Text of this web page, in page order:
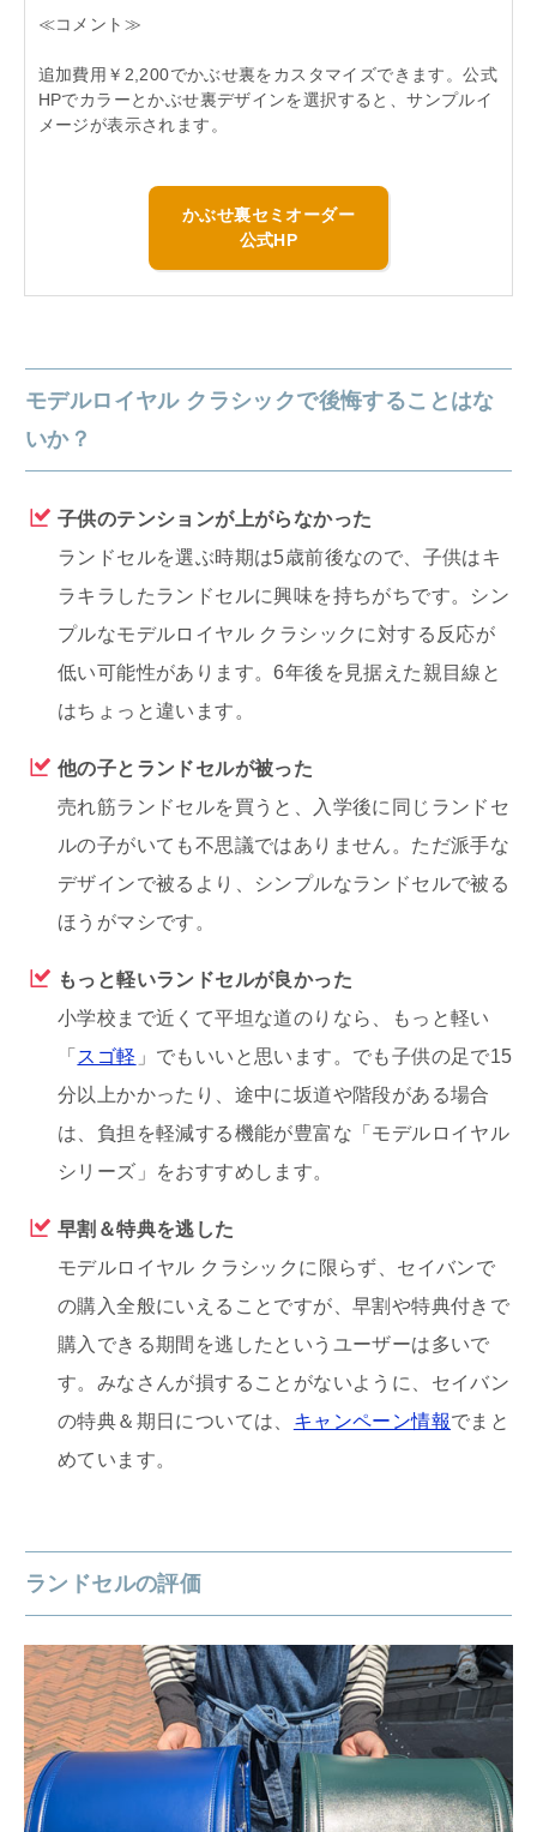
≪コメント≫
追加費用￥2,200でかぶせ裏をカスタマイズできます。公式
HPでカラーとかぶせ裏デザインを選択すると、サンプルイ
メージが表示されます。
かぶせ裏セミオーダー
公式HP
モデルロイヤル クラシックで後悔することはな
いか？
子供のテンションが上がらなかった
ランドセルを選ぶ時期は5歳前後なので、子供はキ
ラキラしたランドセルに興味を持ちがちです。シン
プルなモデルロイヤル クラシックに対する反応が
低い可能性があります。6年後を見据えた親目線と
はちょっと違います。
他の子とランドセルが被った
売れ筋ランドセルを買うと、入学後に同じランドセ
ルの子がいても不思議ではありません。ただ派手な
デザインで被るより、シンプルなランドセルで被る
ほうがマシです。
もっと軽いランドセルが良かった
小学校まで近くて平坦な道のりなら、もっと軽い
「 スゴ軽 」でもいいと思います。でも子供の足で15
分以上かかったり、途中に坂道や階段がある場合
は、負担を軽減する機能が豊富な「モデルロイヤル
シリーズ」をおすすめします。
早割＆特典を逃した
モデルロイヤル クラシックに限らず、セイバンで
の購入全般にいえることですが、早割や特典付きで
購入できる期間を逃したというユーザーは多いで
す。みなさんが損することがないように、セイバン
の特典＆期日については、 キャンペーン情報でまと
めています。
ランドセルの評価